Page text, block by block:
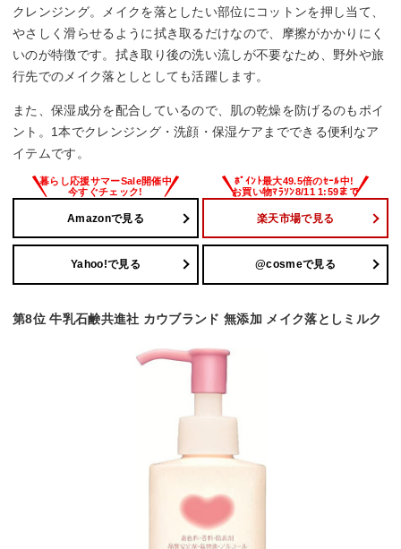
クレンジング。メイクを落としたい部位にコットンを押し当て、
やさしく滑らせるように拭き取るだけなので、摩擦がかかりにく
いのが特徴です。拭き取り後の洗い流しが不要なため、野外や旅
行先でのメイク落としとしても活躍します。
また、保湿成分を配合しているので、肌の乾燥を防げるのもポイ
ント。1本でクレンジング・洗顔・保湿ケアまでできる便利なア
イテムです。
Amazonで見る 楽天市場で見る
Yahoo!で見る @cosmeで見る
第8位 牛乳石鹸共進社 カウブランド 無添加 メイク落としミルク